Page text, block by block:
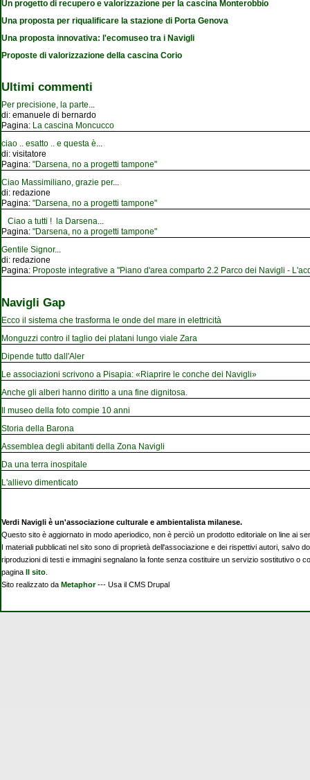
Un progetto di recupero e valorizzazione per la cascina Monterobbio
Una proposta per riqualificare la stazione di Porta Genova
Una proposta innovativa: l'ecomuseo tra i Navigli
Proposte di valorizzazione della cascina Corio
Ultimi commenti
Per precisione, la parte...
di: emanuele di bernardo
Pagina: La cascina Moncucco
ciao .. esatto .. e questa è...
di: visitatore
Pagina: "Darsena, no a progetti tampone"
Ciao Massimiliano, grazie per...
di: redazione
Pagina: "Darsena, no a progetti tampone"
Ciao a tutti ! la Darsena...
Pagina: "Darsena, no a progetti tampone"
Gentile Signor...
di: redazione
Pagina: Proposte integrative a "Piano d'area comparto 2.2 Parco dei Navigli -
Navigli Gap
Ecco il sistema che trasforma le onde del mare in elettricità
Monguzzi contro il taglio dei platani lungo viale Zara
Dipende tutto dall'Aler
Le associazioni scrivono a Pisapia: «Riaprire le conche dei Navigli»
Anche gli alberi hanno diritto a una fine dignitosa.
Il museo della foto compie 10 anni
Storia della Barona
Assemblea degli abitanti della Zona Navigli
Da una terra inospitale
L'allievo dimenticato
Verdi Navigli è un'associazione culturale e ambientalista milanese.
Questo sito è aggiornato in modo aperiodico, non è perciò un prodotto editoriale on line ai
I materiali pubblicati nel sito sono di proprietà dell'associazione e dei rispettivi autori,
riproduzioni di testi e immagini segnalano la fonte senza costituire un servizio sostitutivo o
pagina
Il sito.
Sito realizzato da Metaphor--- Usa il CMS Drupal